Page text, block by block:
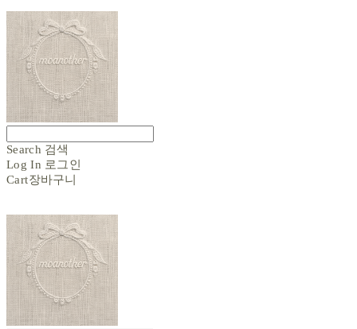
Search 검색
Log In 로그인
Cart장바구니